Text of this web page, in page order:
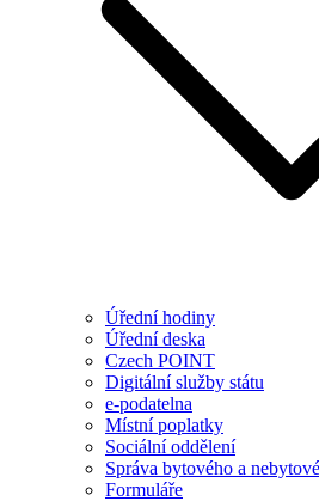
Úřední hodiny
Úřední deska
Czech POINT
Digitální služby státu
e-podatelna
Místní poplatky
Sociální oddělení
Správa bytového a
Formuláře